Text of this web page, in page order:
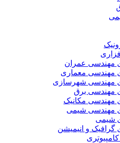
عمران
معماری
شهرسازی
برق
مکانیک
شیمی
و انیمیشن